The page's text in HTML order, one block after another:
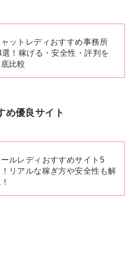
ットレディおすすめ事務所
選！稼げる・安全性・評判を
比較
め優良サイト
ールレディおすすめサイト5
リアルな稼ぎ方や安全性も解